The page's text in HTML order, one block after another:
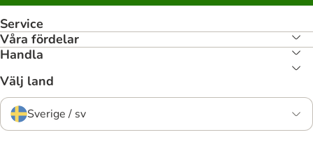
Service
Våra fördelar
Handla
Välj land
Sverige / sv